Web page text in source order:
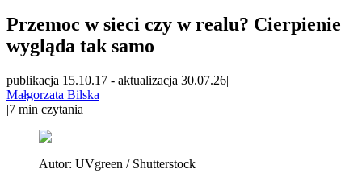
Przemoc w sieci czy w realu? Cierpienie
wygląda tak samo
publikacja 15.10.17 - aktualizacja 30.07.26|
Małgorzata Bilska
|7 min czytania
Autor: UVgreen / Shutterstock